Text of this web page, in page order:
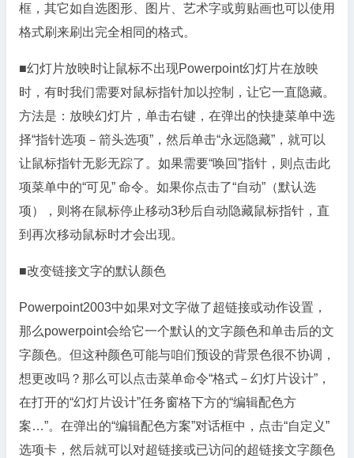
框，其它如自选图形、图片、艺术字或剪贴画也可以使用
格式刷来刷出完全相同的格式。
■幻灯片放映时让鼠标不出现Powerpoint幻灯片在放映
时，有时我们需要对鼠标指针加以控制，让它一直隐藏。
方法是：放映幻灯片，单击右键，在弹出的快捷菜单中选
择“指针选项－箭头选项”，然后单击“永远隐藏”，就可以
让鼠标指针无影无踪了。如果需要“唤回”指针，则点击此
项菜单中的“可见” 命令。如果你点击了“自动”（默认选
项），则将在鼠标停止移动3秒后自动隐藏鼠标指针，直
到再次移动鼠标时才会出现。
■改变链接文字的默认颜色
Powerpoint2003中如果对文字做了超链接或动作设置，
那么powerpoint会给它一个默认的文字颜色和单击后的文
字颜色。但这种颜色可能与咱们预设的背景色很不协调，
想更改吗？那么可以点击菜单命令“格式－幻灯片设计”，
在打开的“幻灯片设计”任务窗格下方的“编辑配色方
案…”。在弹出的“编辑配色方案”对话框中，点击“自定义”
选项卡，然后就可以对超链接或已访问的超链接文字颜色